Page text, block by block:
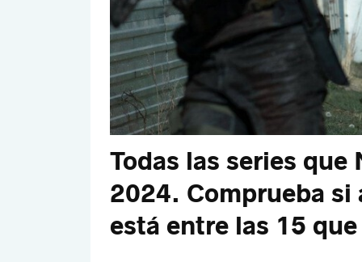
Todas las series
2024. Comprueba
está entre las 15